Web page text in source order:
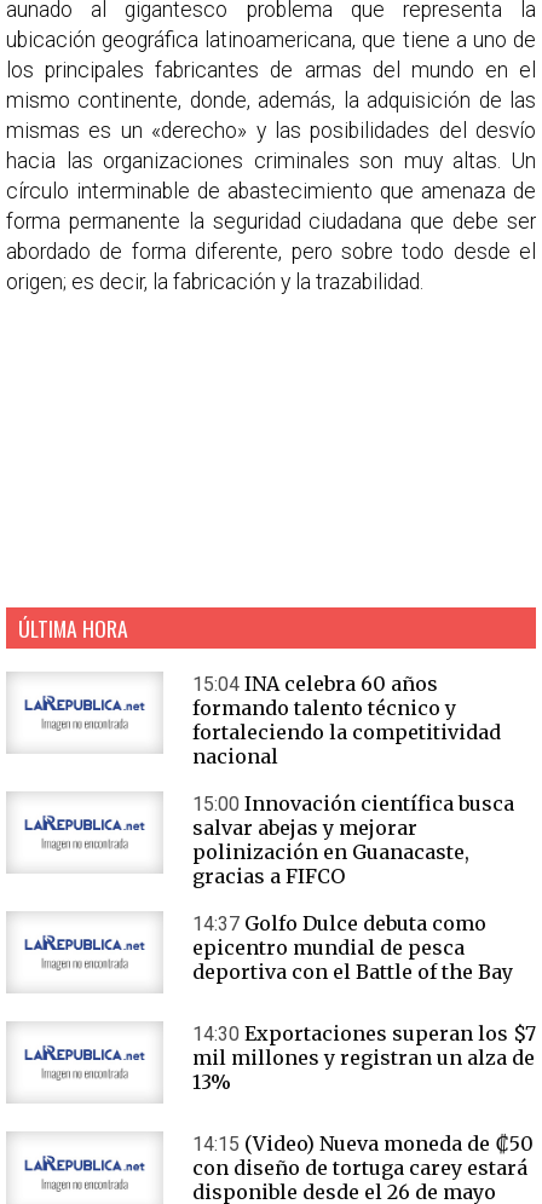
aunado al gigantesco problema que representa la
ubicación geográfica latinoamericana, que tiene a uno de
los principales fabricantes de armas del mundo en el
mismo continente, donde, además, la adquisición de las
mismas es un «derecho» y las posibilidades del desvío
hacia las organizaciones criminales son muy altas. Un
círculo interminable de abastecimiento que amenaza de
forma permanente la seguridad ciudadana que debe ser
abordado de forma diferente, pero sobre todo desde el
origen; es decir, la fabricación y la trazabilidad.
ÚLTIMA HORA
15:04 INA celebra 60 años
formando talento técnico y
fortaleciendo la competitividad
nacional
15:00 Innovación científica busca
salvar abejas y mejorar
polinización en Guanacaste,
gracias a FIFCO
14:37 Golfo Dulce debuta como
epicentro mundial de pesca
deportiva con el Battle of the Bay
14:30 Exportaciones superan los $7
mil millones y registran un alza de
13%
14:15 (Video) Nueva moneda de ₡50
con diseño de tortuga carey estará
disponible desde el 26 de mayo